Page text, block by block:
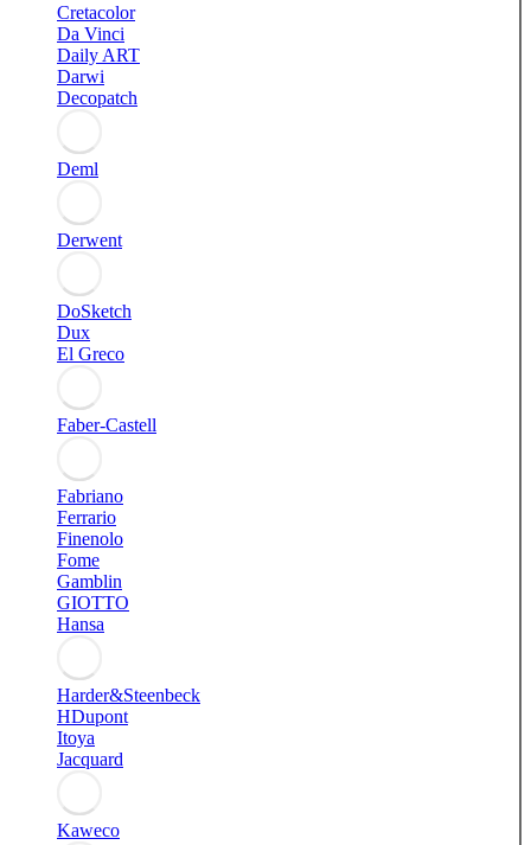
Cretacolor
Da Vinci
Daily ART
Darwi
Decopatch
Deml
Derwent
DoSketch
Dux
El Greco
Faber-Castell
Fabriano
Ferrario
Finenolo
Fome
Gamblin
GIOTTO
Hansa
Harder&Steenbeck
HDupont
Itoya
Jacquard
Kaweco